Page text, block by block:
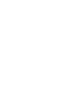
könnyen
Izraellel való